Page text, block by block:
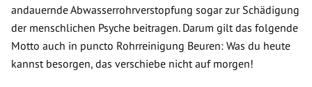
andauernde Abwasserrohrverstopfung sogar zur Schädigung
der menschlichen Psyche beitragen. Darum gilt das folgende
Motto auch in puncto Rohrreinigung Beuren: Was du heute
kannst besorgen, das verschiebe nicht auf morgen!